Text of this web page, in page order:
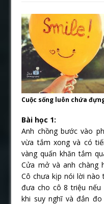
Cuộc sống luôn chứa
Bài học 1:
Anh chồng bước vào
vừa tắm xong và có
vàng quấn khăn tắm
Cửa mở và anh chàng
Cô chưa kịp nói lời nào
đưa cho cô 8 triệu nếu
khi suy nghĩ và đắn